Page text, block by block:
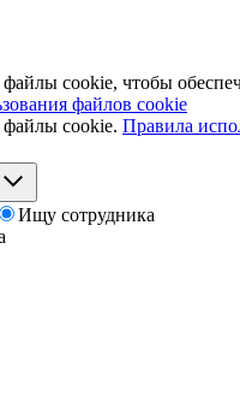
cookie, чтобы
файлов cookie
cookie. Правила
Ищу сотрудника